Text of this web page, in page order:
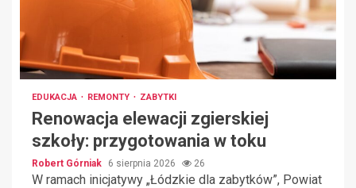
EDUKACJA REMONTY ZABYTKI
Renowacja elewacji zgierskiej
szkoły: przygotowania w toku
Robert Górniak 6 sierpnia 2026 26
W ramach inicjatywy „Łódzkie dla zabytków”, Powiat